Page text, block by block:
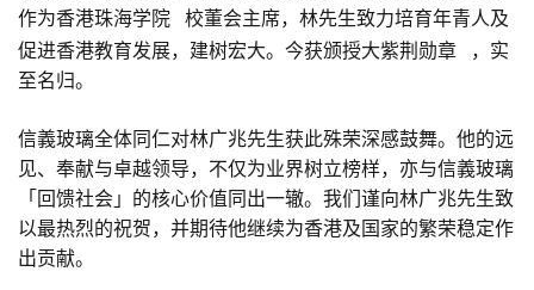
作为香港珠海学院
校董会主席，林先生致力培育年青人及
促进香港教育发展，建树宏大。今获颁授大紫荆勋章
，实
至名归。
信義玻璃全体同仁对林广兆先生获此殊荣深感鼓舞。他的远
见、奉献与卓越领导，不仅为业界树立榜样，亦与信義玻璃
「回馈社会」的核心价值同出一辙。我们谨向林广兆先生致
以最热烈的祝贺，并期待他继续为香港及国家的繁荣稳定作
出贡献。